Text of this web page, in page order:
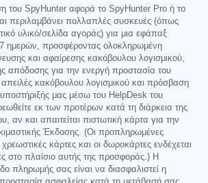
του SpyHunter αφορά το SpyHunter Pro ή το
περιλαμβάνει πολλαπλές συσκευές (όπως
υλικό/σελίδα αγοράς) για μια εφάπαξ
7 ημερών, προσφέροντας ολοκληρωμένη
και αφαίρεσης κακόβουλου λογισμικού,
απόδοσης για την ενεργή προστασία του
κακόβουλου λογισμικού και πρόσβαση
μας μέσω του HelpDesk του
εκ των προτέρων κατά τη διάρκεια της
αν και απαιτείται πιστωτική κάρτα για την
Έκδοσης. (Οι προπληρωμένες
κάρτες και οι δωροκάρτες ενδέχεται
στο πλαίσιο αυτής της προσφοράς.) Η
πληρωμής σας είναι να διασφαλιστεί η